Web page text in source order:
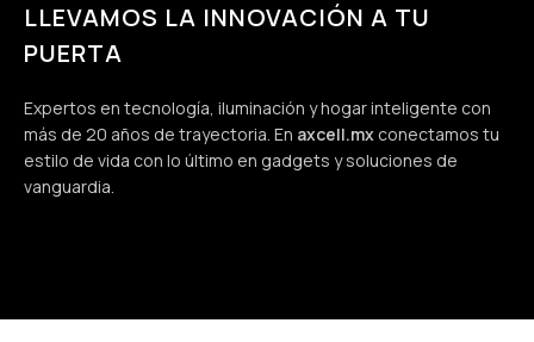
LLEVAMOS LA INNOVACIÓN A TU
PUERTA
Expertos en tecnología, iluminación y hogar inteligente con
más de 20 años de trayectoria. En axcell.mx conectamos tu
estilo de vida con lo último en gadgets y soluciones de
vanguardia.